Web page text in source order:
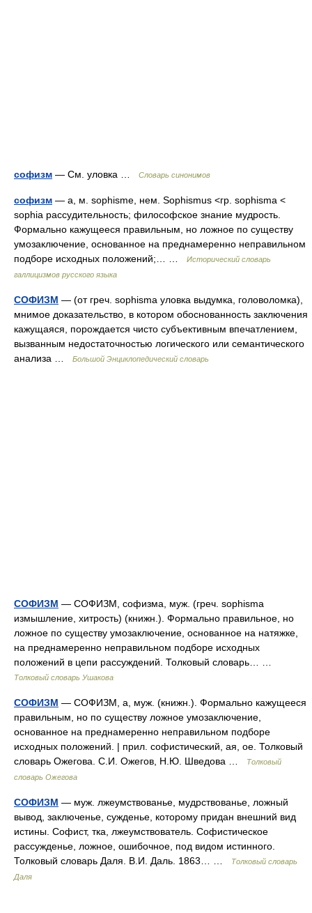
софизм — См. уловка … Словарь синонимов
софизм — а, м. sophisme, нем. Sophismus <гр. sophisma <
sophia рассудительность; философское знание мудрость.
Формально кажущееся правильным, но ложное по существу
умозаключение, основанное на преднамеренно неправильном
подборе исходных положений;… …
Исторический словарь
галлицизмов русского языка
СОФИЗМ — (от греч. sophisma уловка выдумка, головоломка),
мнимое доказательство, в котором обоснованность заключения
кажущаяся, порождается чисто субъективным впечатлением,
вызванным недостаточностью логического или семантического
анализа …
Большой Энциклопедический словарь
СОФИЗМ — СОФИЗМ, софизма, муж. (греч. sophisma
измышление, хитрость) (книжн.). Формально правильное, но
ложное по существу умозаключение, основанное на натяжке,
на преднамеренно неправильном подборе исходных
положений в цепи рассуждений. Толковый словарь… …
Толковый словарь Ушакова
СОФИЗМ — СОФИЗМ, а, муж. (книжн.). Формально кажущееся
правильным, но по существу ложное умозаключение,
основанное на преднамеренно неправильном подборе
исходных положений. | прил. софистический, ая, ое. Толковый
словарь Ожегова. С.И. Ожегов, Н.Ю. Шведова …
Толковый
словарь Ожегова
СОФИЗМ — муж. лжеумствованье, мудрствованье, ложный
вывод, заключенье, сужденье, которому придан внешний вид
истины. Софист, тка, лжеумствователь. Софистическое
рассужденье, ложное, ошибочное, под видом истинного.
Толковый словарь Даля. В.И. Даль. 1863… …
Толковый словарь
Даля